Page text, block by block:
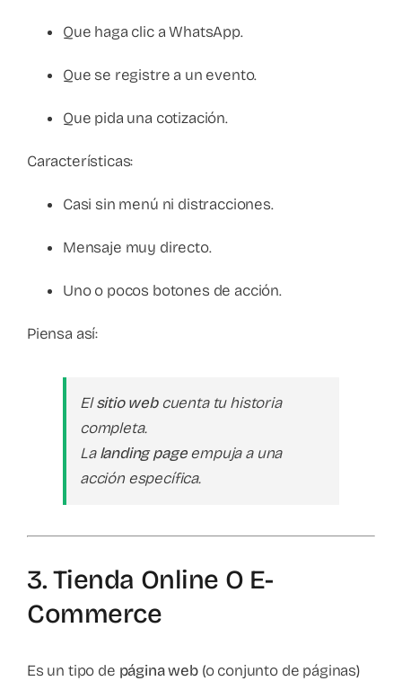
Que haga clic a WhatsApp.
Que se registre a un evento.
Que pida una cotización.
Características:
Casi sin menú ni distracciones.
Mensaje muy directo.
Uno o pocos botones de acción.
Piensa así:
Elsitio webcuenta tu historia
completa.
Lalanding pageempuja a una
acción específica.
3. Tienda Online O E-
Commerce
Es un tipo de página web(o conjunto de páginas)